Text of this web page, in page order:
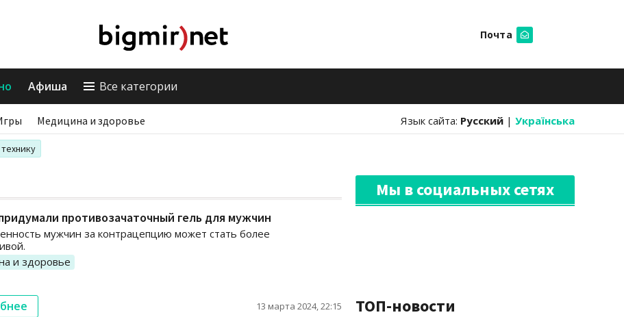
Почта
Афиша Все категории
Медицина и здоровье Язык сайта: Русский | Українська
противозачаточный гель для мужчин
мужчин за контрацепцию может стать более
и здоровье
13 марта 2024, 22:15
Мы в социальных сетях
ТОП-новости